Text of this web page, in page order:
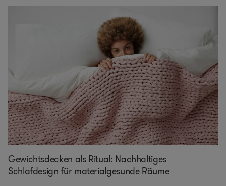
Gewichtsdecken als Ritual: Nachhaltiges
Schlafdesign für materialgesunde Räume